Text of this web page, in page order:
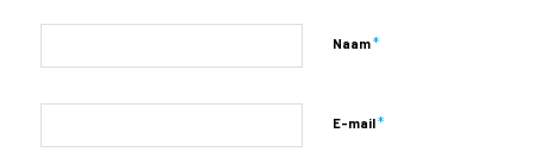
Naam*
E-mail*